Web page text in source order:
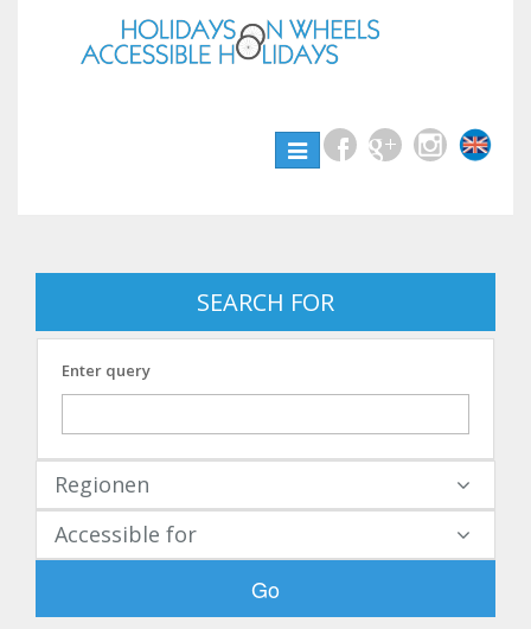
Toggle
navigation
SEARCH FOR
Enter query
Regionen
Accessible for
Go